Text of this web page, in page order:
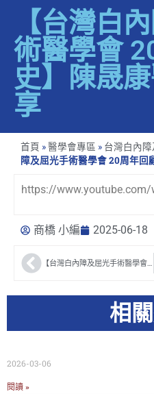
【台灣白
術醫學會
史】陳晟
享
首頁 »醫學會專區 » 台灣白內
障及屈光手術醫學會 20周年回
https://www.youtube.com/
商橋 小編 2025-06-18
【台灣白內障及屈光手術醫學會 20周年回顧史】何一滔醫師個人分享
相
2026-03-06
閱讀 »